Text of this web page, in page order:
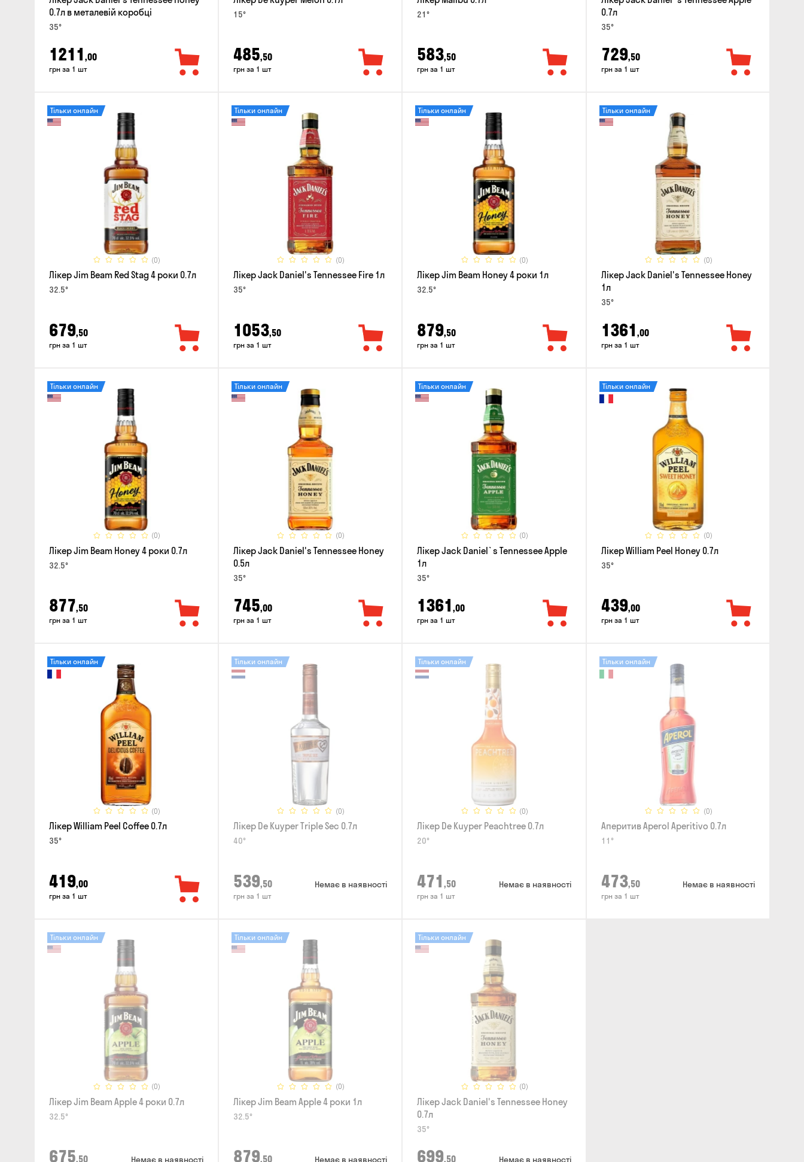
0.7л в металевій коробці
35°
1211 ,00
грн за 1 шт
15°
485,50
грн за 1 шт
21°
583,50
грн за 1 шт
0.7л
35°
729,50
грн за 1 шт
(0)
Тільки онлайн
Лікер Jim Beam Red Stag 4 роки 0.7л
32.5°
679,50
грн за 1 шт
(0)
Тільки онлайн
Лікер Jack Daniel's Tennessee Fire 1л
35°
1053,50
грн за 1 шт
(0)
Тільки онлайн
Лікер Jim Beam Honey 4 роки 1л
32.5°
879,50
грн за 1 шт
(0)
Тільки онлайн
Лікер Jack Daniel's Tennessee Honey
1л
35°
1361 ,00
грн за 1 шт
(0)
Тільки онлайн
Лікер Jim Beam Honey 4 роки 0.7л
32.5°
877,50
грн за 1 шт
(0)
Тільки онлайн
Лікер Jack Daniel's Tennessee Honey
0.5л
35°
745,00
грн за 1 шт
(0)
Тільки онлайн
Лікер Jack Daniel`s Tennessee Apple
1л
35°
1361 ,00
грн за 1 шт
(0)
Тільки онлайн
Лікер William Peel Honey 0.7л
35°
439,00
грн за 1 шт
(0)
Тільки онлайн
Лікер William Peel Coffee 0.7л
35°
419,00
грн за 1 шт
(0)
Тільки онлайн
Лікер De Kuyper Triple Sec 0.7л
40°
539,50
грн за 1 шт
Немає в наявності
(0)
Тільки онлайн
Лікер De Kuyper Peachtree 0.7л
20°
471 ,50
грн за 1 шт
Немає в наявності
(0)
Тільки онлайн
Аперитив Aperol Aperitivo 0.7л
11°
473,50
грн за 1 шт
Немає в наявності
(0)
Тільки онлайн
Лікер Jim Beam Apple 4 роки 0.7л
32.5°
675,50 Немає в наявності
(0)
Тільки онлайн
Лікер Jim Beam Apple 4 роки 1л
32.5°
879,50 Немає в наявності
(0)
Тільки онлайн
Лікер Jack Daniel's Tennessee Honey
0.7л
35°
699,50 Немає в наявності